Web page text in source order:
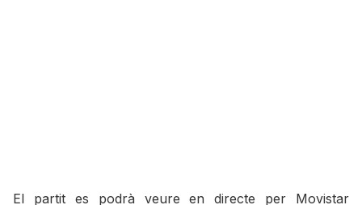
El partit es podrà veure en directe per Movistar